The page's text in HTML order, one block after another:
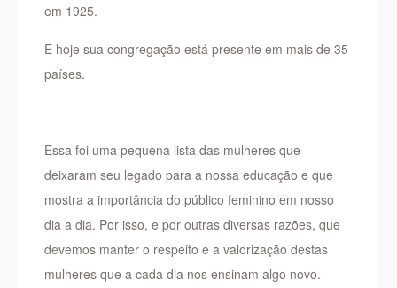
em 1925.
E hoje sua congregação está presente em mais de 35
países.
Essa foi uma pequena lista das mulheres que
deixaram seu legado para a nossa educação e que
mostra a importância do público feminino em nosso
dia a dia. Por isso, e por outras diversas razões, que
devemos manter o respeito e a valorização destas
mulheres que a cada dia nos ensinam algo novo.